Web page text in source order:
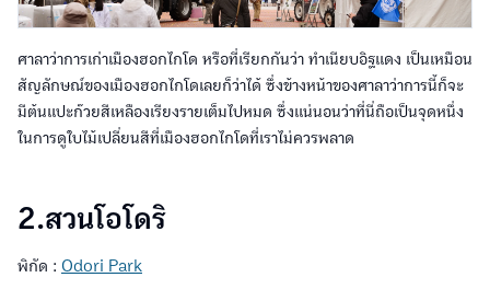
ศาลาว่าการเก่าเมืองฮอกไกโด หรือที่เรียกกันว่า ทำเนียบอิฐแดง เป็นเหมือน
สัญลักษณ์ของเมืองฮอกไกโดเลยก็ว่าได้ ซึ่งข้างหน้าของศาลาว่าการนี้ก็จะ
มีต้นแปะก๊วยสีเหลืองเรียงรายเต็มไปหมด ซึ่งแน่นอนว่าที่นี่ถือเป็นจุดหนึ่ง
ในการดูใบไม้เปลี่ยนสีที่เมืองฮอกไกโดที่เราไม่ควรพลาด
2.สวนโอโดริ
พิกัด : Odori Park